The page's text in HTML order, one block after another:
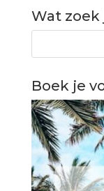
Wat zoek
Boek je